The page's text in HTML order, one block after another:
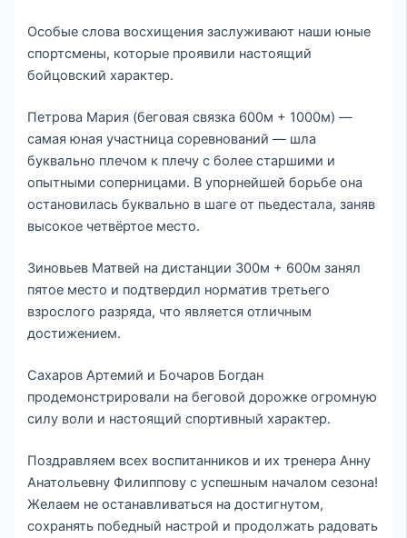
Особые слова восхищения заслуживают наши юные
спортсмены, которые проявили настоящий
бойцовский характер.
Петрова Мария (беговая связка 600м + 1000м) —
самая юная участница соревнований — шла
буквально плечом к плечу с более старшими и
опытными соперницами. В упорнейшей борьбе она
остановилась буквально в шаге от пьедестала, заняв
высокое четвёртое место.
Зиновьев Матвей на дистанции 300м + 600м занял
пятое место и подтвердил норматив третьего
взрослого разряда, что является отличным
достижением.
Сахаров Артемий и Бочаров Богдан
продемонстрировали на беговой дорожке огромную
силу воли и настоящий спортивный характер.
Поздравляем всех воспитанников и их тренера Анну
Анатольевну Филиппову с успешным началом сезона!
Желаем не останавливаться на достигнутом,
сохранять победный настрой и продолжать радовать